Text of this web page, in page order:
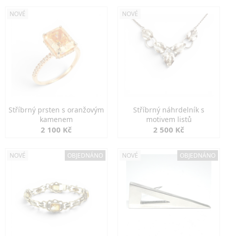
NOVÉ
Stříbrný prsten s oranžovým
kamenem
2 100 Kč
NOVÉ
Stříbrný náhrdelník s
motivem listů
2 500 Kč
NOVÉ OBJEDNÁNO NOVÉ OBJEDNÁNO